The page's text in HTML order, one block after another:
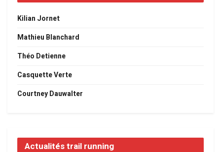
Kilian Jornet
Mathieu Blanchard
Théo Detienne
Casquette Verte
Courtney Dauwalter
Actualités trail running